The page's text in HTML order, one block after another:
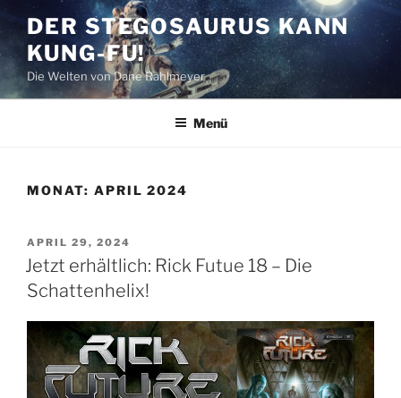
Zum
Inhalt
springen
DER STEGOSAURUS KANN
KUNG-FU!
Die Welten von Dane Rahlmeyer
Menü
MONAT: APRIL 2024
VERÖFFENTLICHT
AM
APRIL 29, 2024
Jetzt erhältlich: Rick Futue 18 – Die
Schattenhelix!